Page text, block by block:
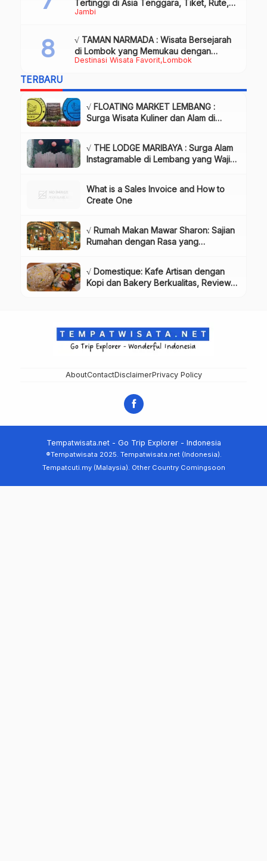
Jambi
Tertinggi di Asia Tenggara, Tiket, Rute,
Daya Tarik & Tips Lengkap
Destinasi Wisata Favorit Lombok
√ TAMAN NARMADA : Wisata Bersejarah
di Lombok yang Memukau dengan
Keindahan Alam & Budaya
TERBARU
√ FLOATING MARKET LEMBANG :
Surga Wisata Kuliner dan Alam di
√ THE LODGE MARIBAYA : Surga Alam
Instagramable di Lembang yang Wajib
What is a Sales Invoice and How to
Create One
√ Rumah Makan Mawar Sharon: Sajian
Rumahan dengan Rasa yang
√ Domestique: Kafe Artisan dengan
Kopi dan Bakery Berkualitas, Review
AboutContactDisclaimerPrivacy Policy
Tempatwisata.net - Go Trip Explorer - Indonesia
®Tempatwisata 2025. Tempatwisata.net (Indonesia).
Tempatcuti.my (Malaysia). Other Country Comingsoon